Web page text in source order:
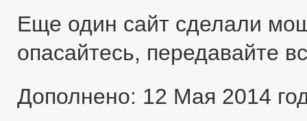
Еще один сайт сделали
опасайтесь, передавайте
Дополнено: 12 Мая 2014